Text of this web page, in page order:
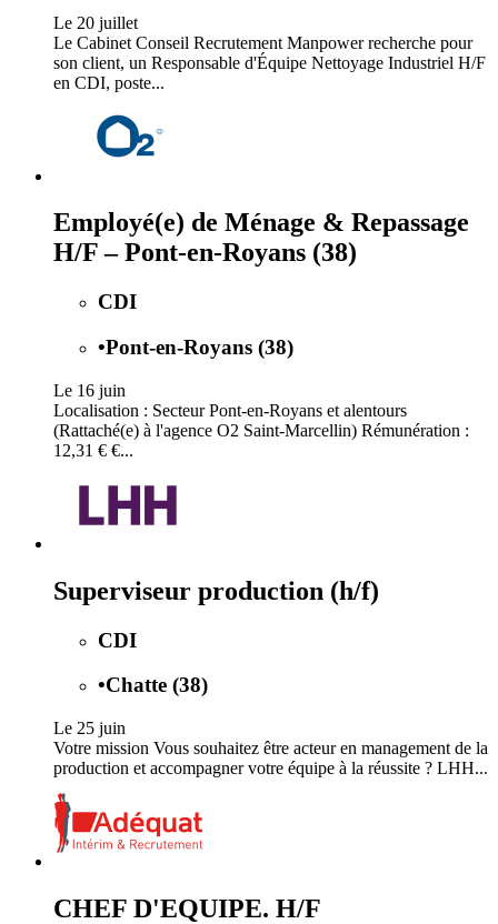
Le 20 juillet
Le Cabinet Conseil Recrutement Manpower recherche pour
son client, un Responsable d'Équipe Nettoyage Industriel H/F
en CDI, poste...
Employé(e) de Ménage & Repassage
H/F – Pont-en-Royans (38)
CDI
•Pont-en-Royans (38)
Le 16 juin
Localisation : Secteur Pont-en-Royans et alentours
(Rattaché(e) à l'agence O2 Saint-Marcellin) Rémunération :
12,31 € €...
Superviseur production (h/f)
CDI
•Chatte (38)
Le 25 juin
Votre mission Vous souhaitez être acteur en management de la
production et accompagner votre équipe à la réussite ? LHH...
CHEF D'EQUIPE. H/F